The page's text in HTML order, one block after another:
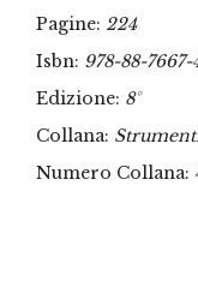
Pagine: 224
Isbn: 978-88-7667-
Edizione: 8°
Collana:
Numero Collana: